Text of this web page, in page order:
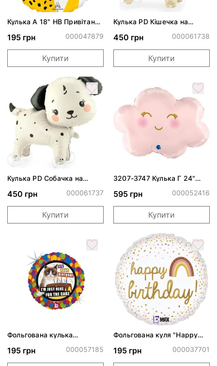
Кулька А 18" НВ Привітання
195 грн 000047879
Купити
Кулька PD Кішечка на
450 грн 000061738
Купити
Кулька PD Собачка на
450 грн 000061737
Купити
3207-3747 Кулька Г 24"
595 грн 000052416
Купити
Фольгована кулька
ДР"
195 грн 000057185
Фольгована куля "Happy
білий"
195 грн 000037701